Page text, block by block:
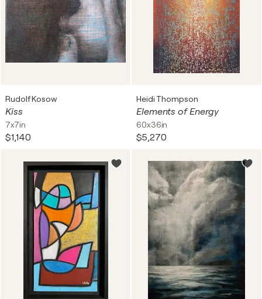
Rudolf Kosow
Kiss
7x7in
$1,140
Heidi Thompson
Elements of Energy
60x36in
$5,270